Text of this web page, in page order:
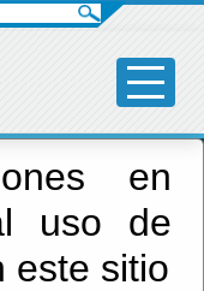
en
uso de
este sitio